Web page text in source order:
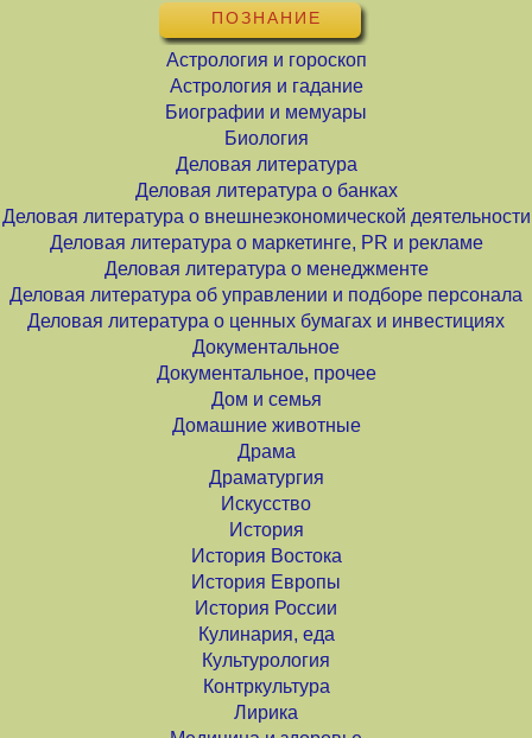
ПОЗНАНИЕ
Астрология и гороскоп
Астрология и гадание
Биографии и мемуары
Биология
Деловая литература
Деловая литература о банках
Деловая литература о внешнеэкономической деятельности
Деловая литература о маркетинге, PR и рекламе
Деловая литература о менеджменте
Деловая литература об управлении и подборе персонала
Деловая литература о ценных бумагах и инвестициях
Документальное
Документальное, прочее
Дом и семья
Домашние животные
Драма
Драматургия
Искусство
История
История Востока
История Европы
История России
Кулинария, еда
Культурология
Контркультура
Лирика